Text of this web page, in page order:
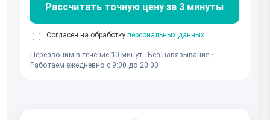
Рассчитать точную цену за 3 минуты
Согласен на обработку персональных данных
Перезвоним в течение 10 минут · Без навязывания ·
Работаем ежедневно с 9:00 до 20:00